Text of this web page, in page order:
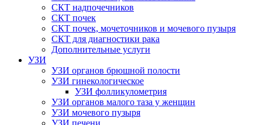
СКТ надпочечников
СКТ почек
СКТ почек, мочеточников и мочевого пузыря
СКТ для диагностики рака
Дополнительные услуги
УЗИ
УЗИ органов брюшной полости
УЗИ гинекологическое
УЗИ фолликулометрия
УЗИ органов малого таза у женщин
УЗИ мочевого пузыря